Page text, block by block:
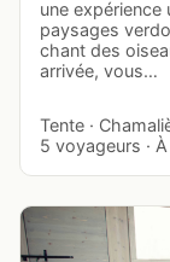
une expérience
paysages
chant des
arrivée, vous…
Tente ·
5 voyageurs ·